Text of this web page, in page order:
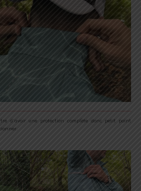
d’avoir une protection complète donc petit point